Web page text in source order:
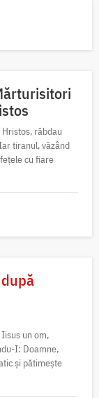
răbdau
tiranul, văzând
cu fiare
un om,
I: Doamne,
și pătimește